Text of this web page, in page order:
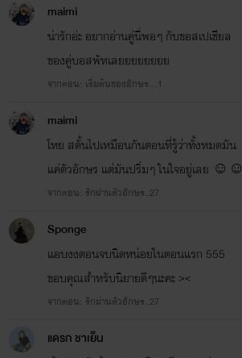
maimi
น่ารักอ่ะ อยากอ่านคู่นี่พอๆ กับขอสเปเชียล
ของคู่บอสพัทเลยยยยยยยย
จากตอน: เริ่มต้นของอักษร…1
maimi
โหย สตั้นไปเหมือนกันตอนที่รู้ว่าทั้งหมดมัน
แค่ตัวอักษร แต่มันปริ่มๆ ในใจอยู่เลย ☺️☺️
จากตอน: รักผ่านตัวอักษร..27
Sponge
แอบงงตอนจบนิดหน่อยในตอนแรก 555
ขอบคุณสำหรับนิยายดีๆนะคะ ><
จากตอน: รักผ่านตัวอักษร..27
แดรก ชาเย็น